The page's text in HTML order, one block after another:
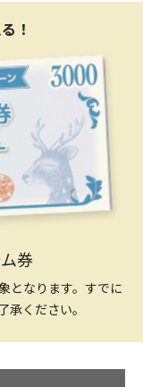
！
券
となります。すでに
ください。